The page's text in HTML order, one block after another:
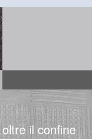
oltre il confine